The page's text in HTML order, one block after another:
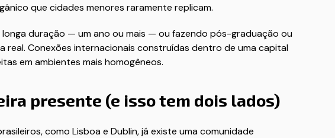
que cidades menores raramente replicam.
duração — um ano ou mais — ou fazendo pós-graduação ou
real. Conexões internacionais construídas dentro de uma capital
em ambientes mais homogêneos.
presente (e isso tem dois lados)
como Lisboa e Dublin, já existe uma comunidade